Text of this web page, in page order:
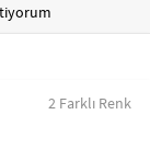
2 Farklı Renk